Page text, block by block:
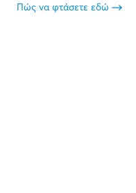
Πώς να φτάσετε εδώ